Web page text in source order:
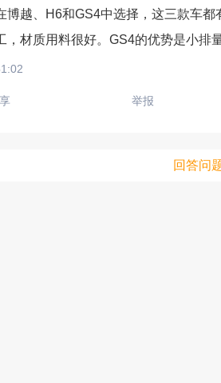
博越、H6和GS4中选择，这三款车
，材质用料很好。GS4的优势是小排
举报
回答问